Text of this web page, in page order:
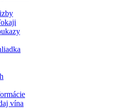
vína